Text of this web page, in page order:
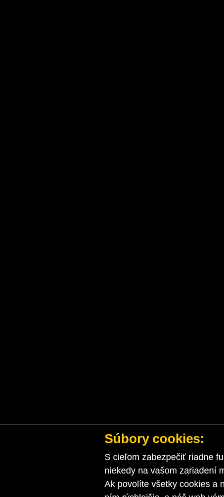
Súbory cookies:
S cieľom zabezpečiť riadne
niekedy na vašom zariadení
Ak povolíte všetky cookies a